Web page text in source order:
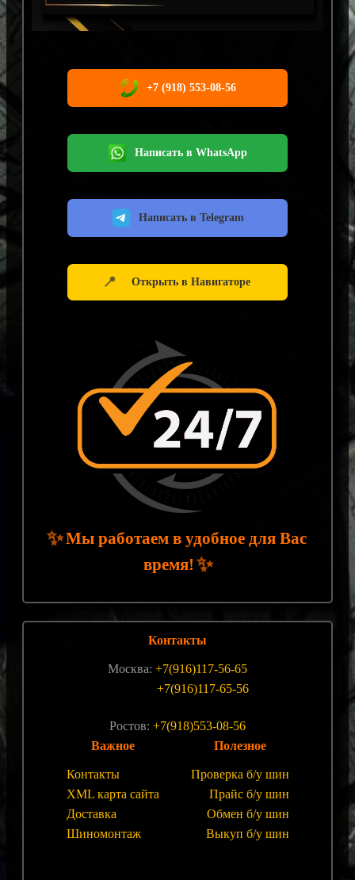
+7 (918) 553-08-56
Написать в WhatsApp
Написать в Telegram
📍 Открыть в Навигаторе
✨Мы работаем в удобное для Вас
время!✨
Контакты
Москва: +7(916)117-56-65
+7(916)117-65-56
Ростов: +7(918)553-08-56
Важное
Контакты
XML карта сайта
Доставка
Шиномонтаж
Полезное
Проверка б/у шин
Прайс б/у шин
Обмен б/у шин
Выкуп б/у шин